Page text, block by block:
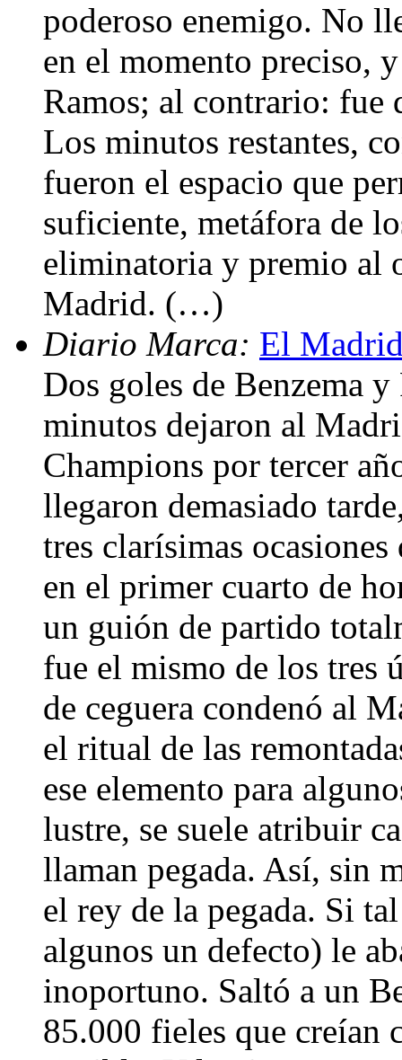
poderoso enemigo. No
en el momento preciso,
Ramos; al contrario: fue
Los minutos restantes,
fueron el espacio que
suficiente, metáfora de
eliminatoria y premio al
Madrid. (…)
Diario Marca: El
Dos goles de Benzema
minutos dejaron al
Champions por tercer
llegaron demasiado
tres clarísimas
en el primer cuarto de
un guión de partido
fue el mismo de los tres
de ceguera condenó al
el ritual de las
ese elemento para
lustre, se suele atribuir
llaman pegada. Así, sin
el rey de la pegada. Si
algunos un defecto) le
inoportuno. Saltó a un
85.000 fieles que creían